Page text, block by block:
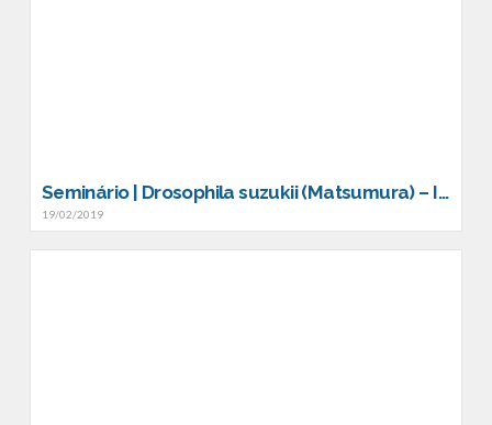
Seminário | Drosophila suzukii (Matsumura) – Influência, rentabilidade, controlo e meios de luta nas explorações de pequenos frutos
19/02/2019